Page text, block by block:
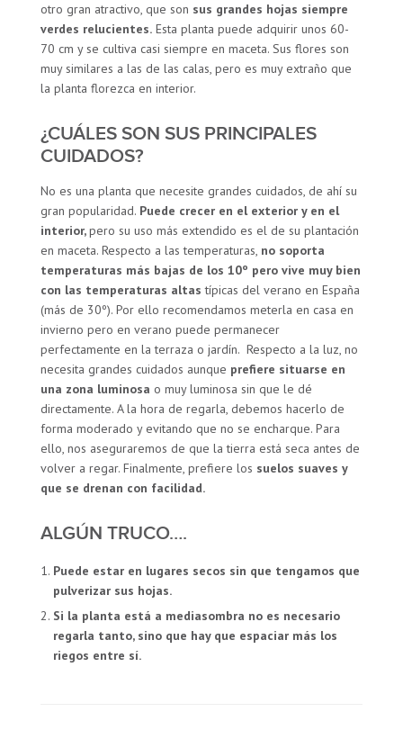
otro gran atractivo, que son sus grandes hojas siempre
verdes relucientes. Esta planta puede adquirir unos 60-
70 cm y se cultiva casi siempre en maceta. Sus flores son
muy similares a las de las calas, pero es muy extraño que
la planta florezca en interior.
¿CUÁLES SON SUS PRINCIPALES
CUIDADOS?
No es una planta que necesite grandes cuidados, de ahí su
gran popularidad. Puede crecer en el exterior y en el
interior,pero su uso más extendido es el de su plantación
en maceta. Respecto a las temperaturas, no soporta
temperaturas más bajas de los 10º pero vive muy bien
con las temperaturas altas típicas del verano en España
(más de 30º). Por ello recomendamos meterla en casa en
invierno pero en verano puede permanecer
perfectamente en la terraza o jardín. Respecto a la luz, no
necesita grandes cuidados aunque prefiere situarse en
una zona luminosa o muy luminosa sin que le dé
directamente. A la hora de regarla, debemos hacerlo de
forma moderado y evitando que no se encharque. Para
ello, nos aseguraremos de que la tierra está seca antes de
volver a regar. Finalmente, prefiere los suelos suaves y
que se drenan con facilidad.
ALGÚN TRUCO….
Puede estar en lugares secos sin que tengamos que
pulverizar sus hojas.
Si la planta está a mediasombra no es necesario
regarla tanto, sino que hay que espaciar más los
riegos entre sí.